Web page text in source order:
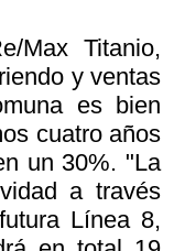
Max Titanio,
y ventas
es bien
cuatro años
un 30%. "La
a través
Línea 8,